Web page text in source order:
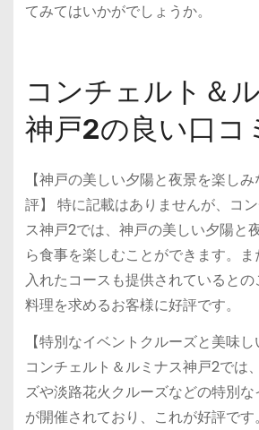
てみてはいかがでしょうか。
コンチェルト＆
神戸2の良い口コ
【神戸の美しい夕陽と夜景を楽し
評】 特に記載はありませんが、コ
ス神戸2では、神戸の美しい夕陽と
ら食事を楽しむことができます。ま
入れたコースも提供されていると
料理を求めるお客様に好評です。
【特別なイベントクルーズと美味し
コンチェルト＆ルミナス神戸2では
ズや淡路花火クルーズなどの特別
が開催されており、これが好評です